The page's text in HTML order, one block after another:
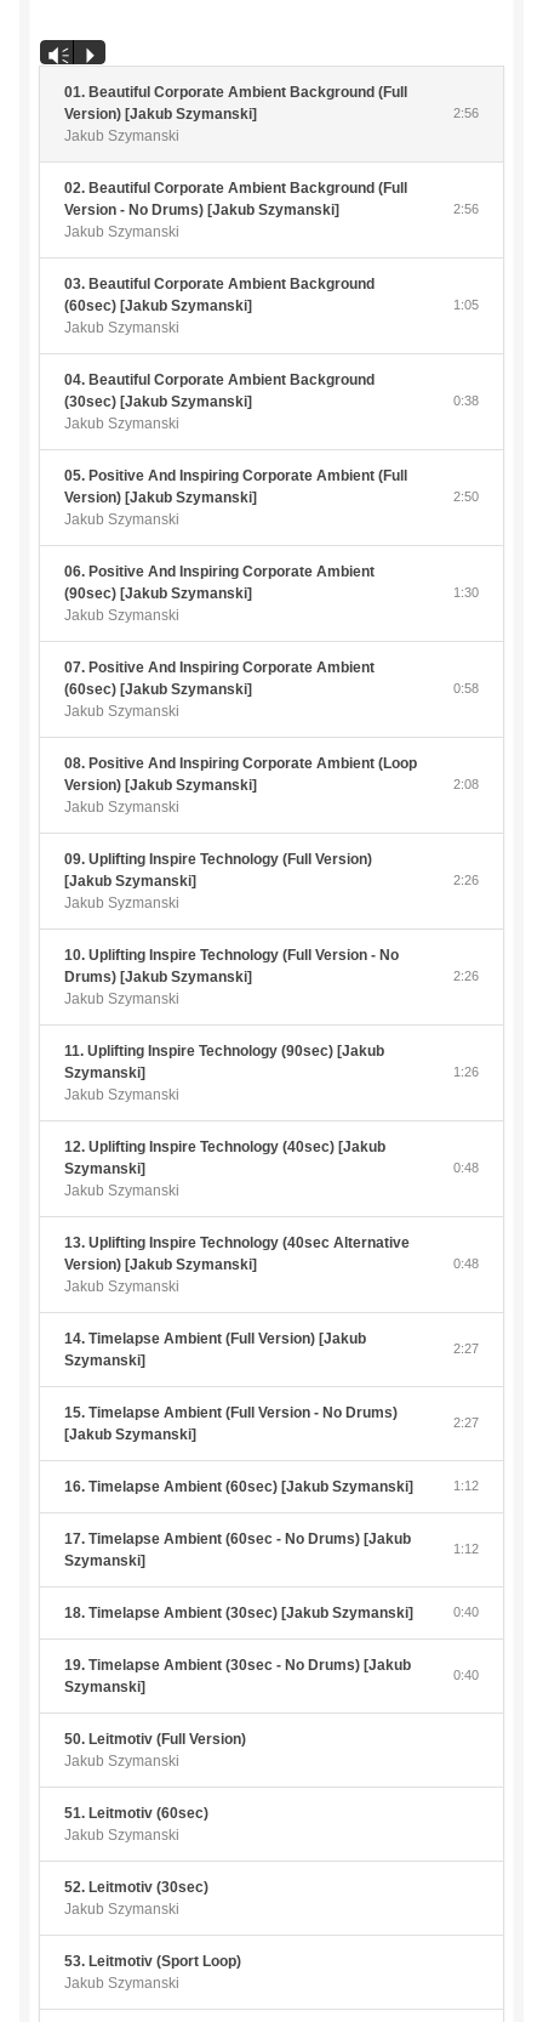
Moje konto
Polityka prywatności
Polityka prywatności
Przykładowa strona
Zamówienie
Odtwarzacz
plików
Vm P
01. Beautiful Corporate Ambient Background (Full
Version) [Jakub Szymanski]
Jakub Szymanski
2:56
02. Beautiful Corporate Ambient Background (Full
Version - No Drums) [Jakub Szymanski]
Jakub Szymanski
2:56
03. Beautiful Corporate Ambient Background
(60sec) [Jakub Szymanski]
Jakub Szymanski
1:05
04. Beautiful Corporate Ambient Background
(30sec) [Jakub Szymanski]
Jakub Szymanski
0:38
05. Positive And Inspiring Corporate Ambient (Full
Version) [Jakub Szymanski]
Jakub Szymanski
2:50
06. Positive And Inspiring Corporate Ambient
(90sec) [Jakub Szymanski]
Jakub Szymanski
1:30
07. Positive And Inspiring Corporate Ambient
(60sec) [Jakub Szymanski]
Jakub Szymanski
0:58
08. Positive And Inspiring Corporate Ambient (Loop
Version) [Jakub Szymanski]
Jakub Szymanski
2:08
09. Uplifting Inspire Technology (Full Version)
[Jakub Szymanski]
Jakub Syzmanski
2:26
10. Uplifting Inspire Technology (Full Version - No
Drums) [Jakub Szymanski]
Jakub Szymanski
2:26
11. Uplifting Inspire Technology (90sec) [Jakub
Szymanski]
Jakub Szymanski
1:26
12. Uplifting Inspire Technology (40sec) [Jakub
Szymanski]
Jakub Szymanski
0:48
13. Uplifting Inspire Technology (40sec Alternative
Version) [Jakub Szymanski]
Jakub Szymanski
0:48
14. Timelapse Ambient (Full Version) [Jakub
Szymanski]
2:27
15. Timelapse Ambient (Full Version - No Drums)
[Jakub Szymanski]
2:27
16. Timelapse Ambient (60sec) [Jakub Szymanski] 1:12
17. Timelapse Ambient (60sec - No Drums) [Jakub
Szymanski]
1:12
18. Timelapse Ambient (30sec) [Jakub Szymanski] 0:40
19. Timelapse Ambient (30sec - No Drums) [Jakub
Szymanski]
0:40
50. Leitmotiv (Full Version)
Jakub Szymanski
51. Leitmotiv (60sec)
Jakub Szymanski
52. Leitmotiv (30sec)
Jakub Szymanski
53. Leitmotiv (Sport Loop)
Jakub Szymanski